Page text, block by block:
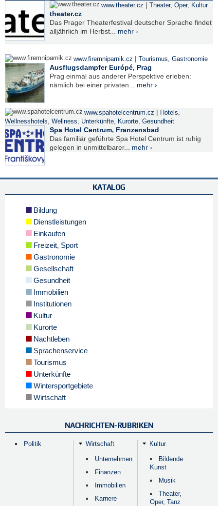
www.theater.cz | Theater, Oper, Kultur
theater.cz
Das Prager Theaterfestival deutscher Sprache findet
alljährlich im Herbst... mehr ›
www.firemniparnik.cz | Tourismus, Gastronomie
Ausflugsdampfer Európé, Prag
Prag einmal aus anderer Perspektive erleben:
nämlich bei einer privaten... mehr ›
www.spahotelcentrum.cz | Hotels,
Wellnesshotels, Wellness, Unterkünfte, Kurorte, Gesundheit
Spa Hotel Centrum, Franzensbad
Das familiär geführte Spa Hotel Centrum ist ruhig
gelegen in unmittelbarer... mehr ›
KATALOG
Bildung
Dienstleistungen
Einkaufen
Freizeit, Sport
Gastronomie
Gesellschaft
Gesundheit
Immobilien
Institutionen
Kultur
Kurorte
Nachtleben
Sprachenservice
Tourismus
Unterkünfte
Wintersportgebiete
Wirtschaft
NACHRICHTEN-RUBRIKEN
Politik Wirtschaft
Unternehmen
Finanzen
Immobilien
Karriere
Kultur
Bildende
Kunst
Musik
Theater,
Oper, Tanz